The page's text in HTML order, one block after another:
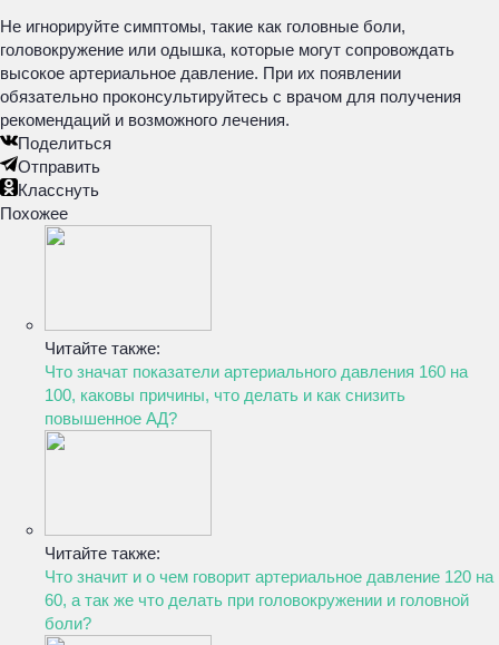
Не игнорируйте симптомы, такие как головные боли,
головокружение или одышка, которые могут сопровождать
высокое артериальное давление. При их появлении
обязательно проконсультируйтесь с врачом для получения
рекомендаций и возможного лечения.
Поделиться
Отправить
Класснуть
Похожее
Читайте также:
Что значат показатели артериального давления 160 на
100, каковы причины, что делать и как снизить
повышенное АД?
Читайте также:
Что значит и о чем говорит артериальное давление 120 на
60, а так же что делать при головокружении и головной
боли?